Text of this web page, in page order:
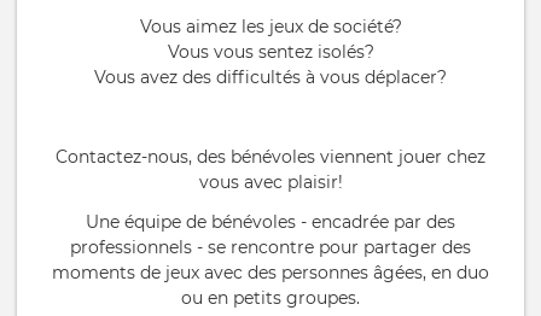
Vous aimez les jeux de société?
Vous vous sentez isolés?
Vous avez des difficultés à vous déplacer?
Contactez-nous, des bénévoles viennent jouer chez
vous avec plaisir!
Une équipe de bénévoles - encadrée par des
professionnels - se rencontre pour partager des
moments de jeux avec des personnes âgées, en duo
ou en petits groupes.